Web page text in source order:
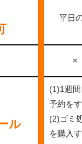
平日
×
ル
(1)1週
予約を
(2)ゴミ
を購入